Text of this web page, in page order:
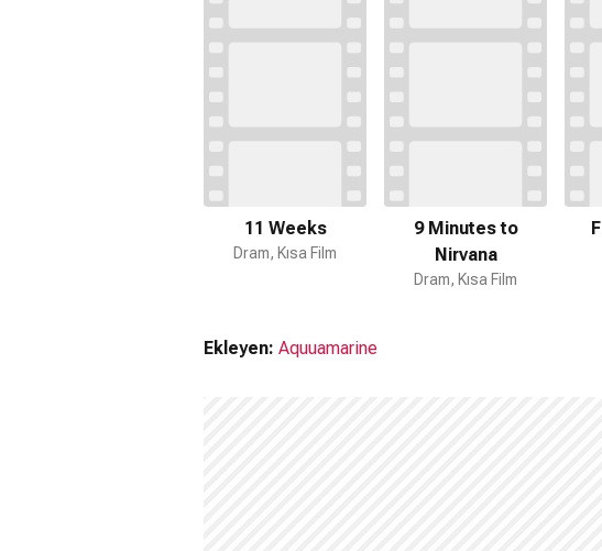
11 Weeks
Dram, Kısa Film
9 Minutes to
Nirvana
Dram, Kısa Film
Ekleyen: Aquuamarine